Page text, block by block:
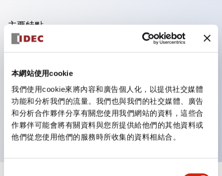
本網站使用cookie
我們使用cookie來將內容和廣告個人化，以提供社交媒體
功能和分析我們的流量。我們也與我們的社交媒體、廣告
和分析合作夥伴分享有關您使用我們網站的資料，這些合
作夥伴可能會將有關資料與您所提供給他們的其他資料或
他們從您使用他們的服務時所收集的資料相結合。
主要特點
可進行集合密著安裝，接觸單元的拆裝在集合密著安裝時
採用刺刀機構的鎖定桿拆裝方式的分離結構。
保護結構為防噴流型，IP65（IEC 60529）。（蜂鳴器
為密閉型）
UL、CSA認證品及符合EN標準品。（蜂鳴器除外）